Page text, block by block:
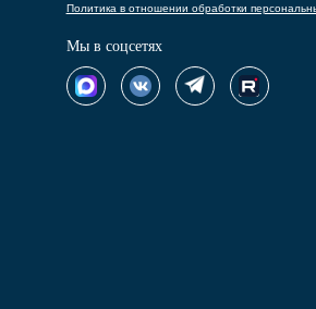
Политика в отношении обработки
Мы в соцсетях